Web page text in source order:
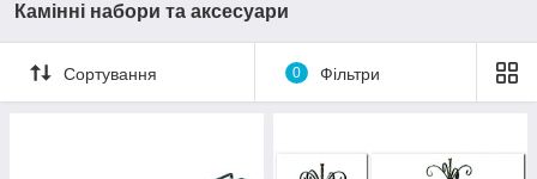
Камінні набори та аксесуари
Сортування 0 Фільтри